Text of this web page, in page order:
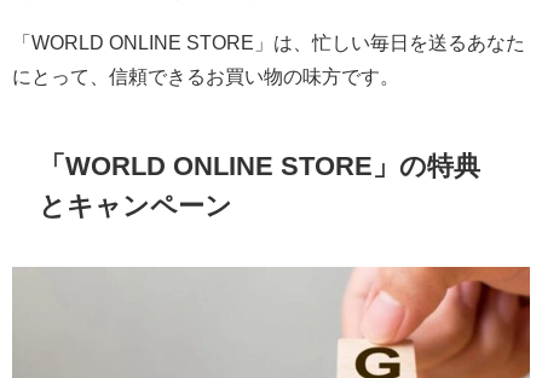
「WORLD ONLINE STORE」は、忙しい毎日を送るあなた
にとって、信頼できるお買い物の味方です。
「WORLD ONLINE STORE」の特典
とキャンペーン